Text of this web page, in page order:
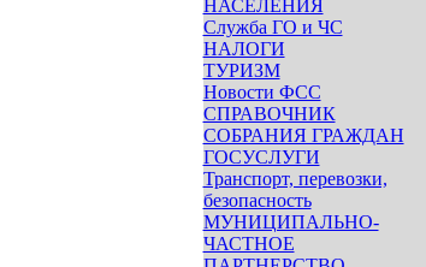
НАСЕЛЕНИЯ
Служба ГО и ЧС
НАЛОГИ
ТУРИЗМ
Новости ФСС
СПРАВОЧНИК
СОБРАНИЯ ГРАЖДАН
ГОСУСЛУГИ
Транспорт, перевозки,
безопасность
МУНИЦИПАЛЬНО-
ЧАСТНОЕ